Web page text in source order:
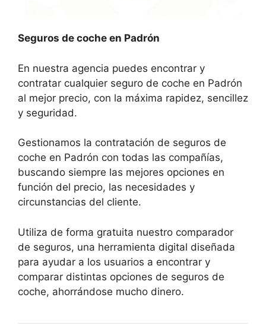
Seguros de coche en Padrón
En nuestra agencia puedes encontrar y
contratar cualquier seguro de coche en Padrón
al mejor precio, con la máxima rapidez, sencillez
y seguridad.
Gestionamos la contratación de seguros de
coche en Padrón con todas las compañías,
buscando siempre las mejores opciones en
función del precio, las necesidades y
circunstancias del cliente.
Utiliza de forma gratuita nuestro comparador
de seguros, una herramienta digital diseñada
para ayudar a los usuarios a encontrar y
comparar distintas opciones de seguros de
coche, ahorrándose mucho dinero.